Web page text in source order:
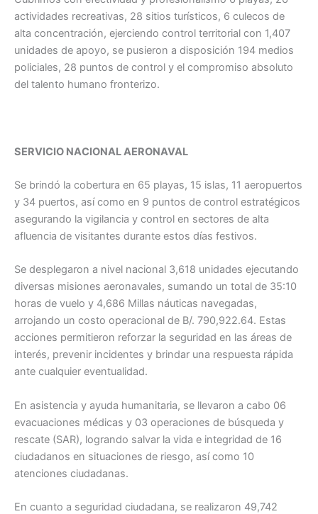
actividades recreativas, 28 sitios turísticos, 6 culecos de
alta concentración, ejerciendo control territorial con 1,407
unidades de apoyo, se pusieron a disposición 194 medios
policiales, 28 puntos de control y el compromiso absoluto
del talento humano fronterizo.
SERVICIO NACIONAL AERONAVAL
Se brindó la cobertura en 65 playas, 15 islas, 11 aeropuertos
y 34 puertos, así como en 9 puntos de control estratégicos
asegurando la vigilancia y control en sectores de alta
afluencia de visitantes durante estos días festivos.
Se desplegaron a nivel nacional 3,618 unidades ejecutando
diversas misiones aeronavales, sumando un total de 35:10
horas de vuelo y 4,686 Millas náuticas navegadas,
arrojando un costo operacional de B/. 790,922.64. Estas
acciones permitieron reforzar la seguridad en las áreas de
interés, prevenir incidentes y brindar una respuesta rápida
ante cualquier eventualidad.
En asistencia y ayuda humanitaria, se llevaron a cabo 06
evacuaciones médicas y 03 operaciones de búsqueda y
rescate (SAR), logrando salvar la vida e integridad de 16
ciudadanos en situaciones de riesgo, así como 10
atenciones ciudadanas.
En cuanto a seguridad ciudadana, se realizaron 49,742